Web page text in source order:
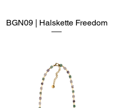
Schnellansicht
BGN09 | Halskette Freedom